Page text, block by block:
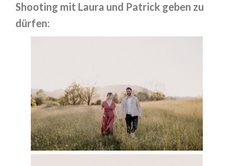
Shooting mit Laura und Patrick geben zu
dürfen: